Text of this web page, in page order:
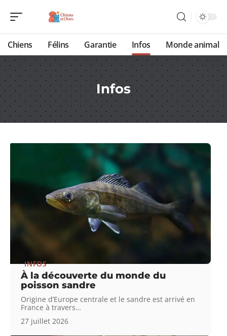
Chiens Félins Garantie Infos Monde animal
Infos
INFOS
À la découverte du monde du
poisson sandre
Origine d’Europe centrale et le sandre est arrivé en
France à travers…
27 juillet 2026